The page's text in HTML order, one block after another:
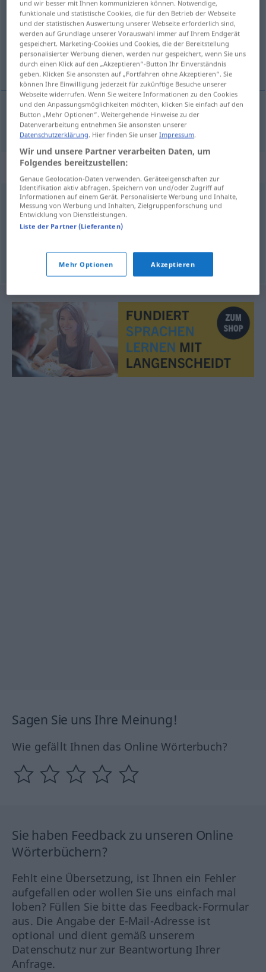
Übersicht aller Übersetzungen
(Für mehr Details die Übersetzung anklicken/antippen)
gúľať, váľať
gúľať(sa),váľať(sa) kugeln
Synonyme für "kugeln"
wiehern (ugs.),grölen (vor Lachen)
© OpenThesaurus.de
Sagen Sie uns Ihre Meinung!
Wie gefällt Ihnen das Online Wörterbuch?
Sie haben Feedback zu unseren Online
Wörterbüchern?
Fehlt eine Übersetzung, ist Ihnen ein Fehler
aufgefallen oder wollen Sie uns einfach mal
loben? Füllen Sie bitte das Feedback-Formular
aus. Die Angabe der E-Mail-Adresse ist
optional und dient gemäß unserem
Datenschutz nur zur Beantwortung Ihrer
Anfrage.
und wir besser mit Ihnen kommunizieren können. Notwendige,
funktionale und statistische Cookies, die für den Betrieb der Webseite
und der statistischen Auswertung unserer Webseite erforderlich sind,
werden auf Grundlage unserer Vorauswahl immer auf Ihrem Endgerät
gespeichert. Marketing-Cookies und Cookies, die der Bereitstellung
personalisierter Werbung dienen, werden nur gespeichert, wenn Sie uns
durch einen Klick auf den „Akzeptieren“-Button Ihr Einverständnis
geben. Klicken Sie ansonsten auf „Fortfahren ohne Akzeptieren“. Sie
können Ihre Einwilligung jederzeit für zukünftige Besuche unserer
Webseite widerrufen. Wenn Sie weitere Informationen zu den Cookies
und den Anpassungsmöglichkeiten möchten, klicken Sie einfach auf den
Button „Mehr Optionen“. Weitergehende Hinweise zu der
Datenverarbeitung entnehmen Sie ansonsten unserer
Datenschutzerklärung. Hier finden Sie unserImpressum.
Wir und unsere Partner verarbeiten Daten, um
Folgendes bereitzustellen:
Genaue Geolocation-Daten verwenden. Geräteeigenschaften zur
Identifikation aktiv abfragen. Speichern von und/oder Zugriff auf
Informationen auf einem Gerät. Personalisierte Werbung und Inhalte,
Messung von Werbung und Inhalten, Zielgruppenforschung und
Entwicklung von Dienstleistungen.
Liste der Partner (Lieferanten)
Mehr Optionen Akzeptieren